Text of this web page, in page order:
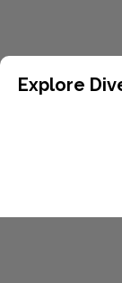
Explore